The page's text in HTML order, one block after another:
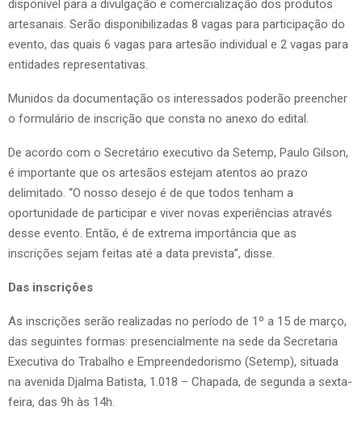
disponível para a divulgação e comercialização dos produtos
artesanais. Serão disponibilizadas 8 vagas para participação do
evento, das quais 6 vagas para artesão individual e 2 vagas para
entidades representativas.
Munidos da documentação os interessados poderão preencher
o formulário de inscrição que consta no anexo do edital.
De acordo com o Secretário executivo da Setemp, Paulo Gilson,
é importante que os artesãos estejam atentos ao prazo
delimitado. “O nosso desejo é de que todos tenham a
oportunidade de participar e viver novas experiências através
desse evento. Então, é de extrema importância que as
inscrições sejam feitas até a data prevista”, disse.
Das inscrições
As inscrições serão realizadas no período de 1º a 15 de março,
das seguintes formas: presencialmente na sede da Secretaria
Executiva do Trabalho e Empreendedorismo (Setemp), situada
na avenida Djalma Batista, 1.018 – Chapada, de segunda a sexta-
feira, das 9h às 14h.